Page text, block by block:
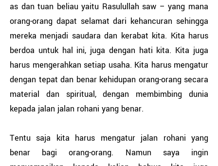
as dan tuan beliau yaitu Rasulullah saw – yang mana
orang-orang dapat selamat dari kehancuran sehingga
mereka menjadi saudara dan kerabat kita. Kita harus
berdoa untuk hal ini, juga dengan hati kita. Kita juga
harus mengerahkan setiap usaha. Kita harus mengatur
dengan tepat dan benar kehidupan orang-orang secara
material dan spiritual, dengan membimbing dunia
kepada jalan jalan rohani yang benar.
Tentu saja kita harus mengatur jalan rohani yang
benar bagi orang-orang. Namun saya ingin